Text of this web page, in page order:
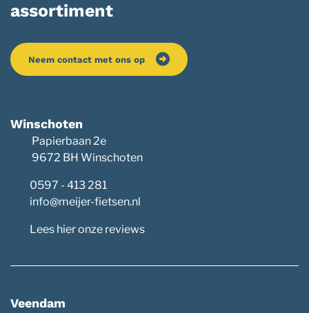
assortiment
Neem contact met ons op
Winschoten
Papierbaan 2e
9672 BH Winschoten
0597 - 413 281
info@meijer-fietsen.nl
Lees hier onze reviews
Veendam